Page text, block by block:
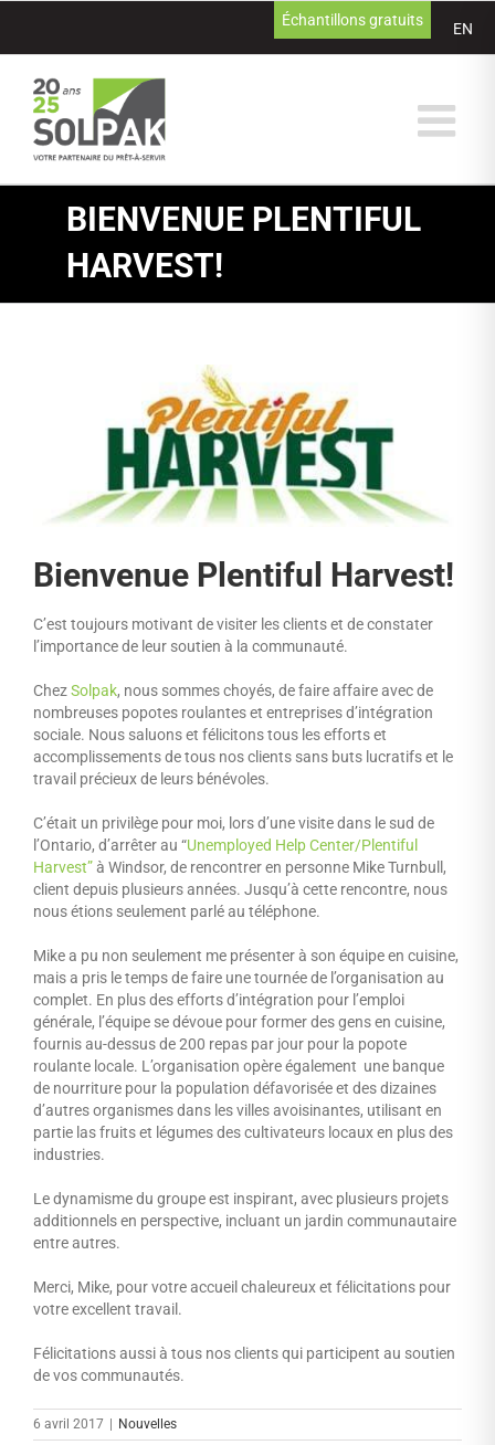
contenu
EN
Échantillons gratuits
BIENVENUE PLENTIFUL
HARVEST!
Bienvenue Plentiful Harvest!
C’est toujours motivant de visiter les clients et de constater
l’importance de leur soutien à la communauté.
ChezSolpak, nous sommes choyés, de faire affaire avec de
nombreuses popotes roulantes et entreprises d’intégration
sociale. Nous saluons et félicitons tous les efforts et
accomplissements de tous nos clients sans buts lucratifs et le
travail précieux de leurs bénévoles.
C’était un privilège pour moi, lors d’une visite dans le sud de
l’Ontario, d’arrêter au “Unemployed Help Center/Plentiful
Harvest”à Windsor, de rencontrer en personne Mike Turnbull,
client depuis plusieurs années. Jusqu’à cette rencontre, nous
nous étions seulement parlé au téléphone.
Mike a pu non seulement me présenter à son équipe en cuisine,
mais a pris le temps de faire une tournée de l’organisation au
complet. En plus des efforts d’intégration pour l’emploi
générale, l’équipe se dévoue pour former des gens en cuisine,
fournis au-dessus de 200 repas par jour pour la popote
roulante locale. L’organisation opère également une banque
de nourriture pour la population défavorisée et des dizaines
d’autres organismes dans les villes avoisinantes, utilisant en
partie las fruits et légumes des cultivateurs locaux en plus des
industries.
Le dynamisme du groupe est inspirant, avec plusieurs projets
additionnels en perspective, incluant un jardin communautaire
entre autres.
Merci, Mike, pour votre accueil chaleureux et félicitations pour
votre excellent travail.
Félicitations aussi à tous nos clients qui participent au soutien
de vos communautés.
6 avril 2017 Nouvelles